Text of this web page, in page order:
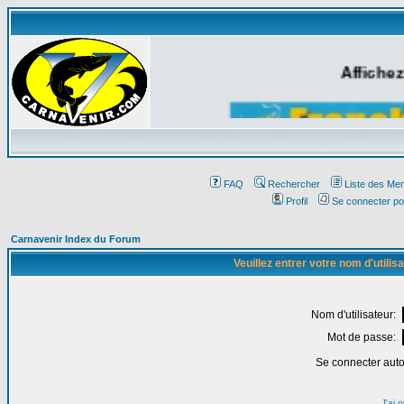
FAQ Rechercher
Liste des
Profil
Se connecter
Carnavenir Index du Forum
Veuillez entrer votre nom
Nom d'utilisateur:
Mot de passe:
Se connecter